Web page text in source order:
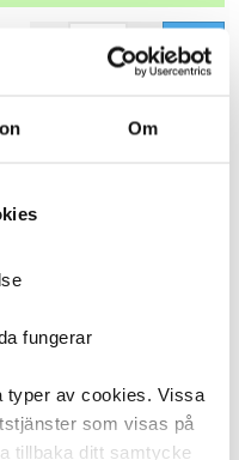
Om
fungerar
typer av cookies. Vissa
som visas på
tillbaka ditt samtycke